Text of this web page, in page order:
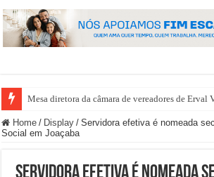
Mesa diretora da câmara de vereadores de
Home / Display / Servidora efetiva é nomeada
Social em Joaçaba